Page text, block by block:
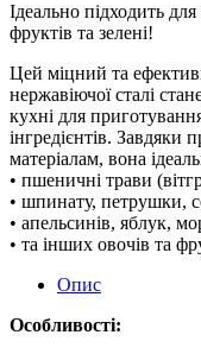
Ідеально підходить
фруктів та зелені!
Цей міцний та
нержавіючої сталі
кухні для
інгредієнтів. Завдяки
матеріалам, вона
• пшеничні трави
• шпинату, петрушки,
• апельсинів, яблук,
• та інших овочів та
Опис
Особливості: